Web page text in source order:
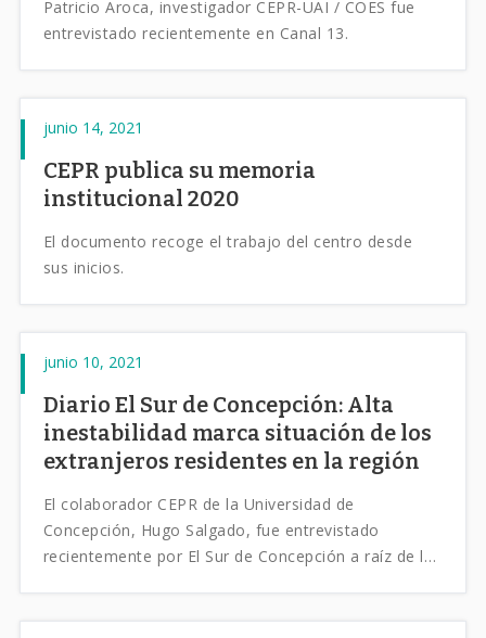
Patricio Aroca, investigador CEPR-UAI / COES fue
entrevistado recientemente en Canal 13.
junio 14, 2021
CEPR publica su memoria
institucional 2020
El documento recoge el trabajo del centro desde
sus inicios.
junio 10, 2021
Diario El Sur de Concepción: Alta
inestabilidad marca situación de los
extranjeros residentes en la región
El colaborador CEPR de la Universidad de
Concepción, Hugo Salgado, fue entrevistado
recientemente por El Sur de Concepción a raíz de los